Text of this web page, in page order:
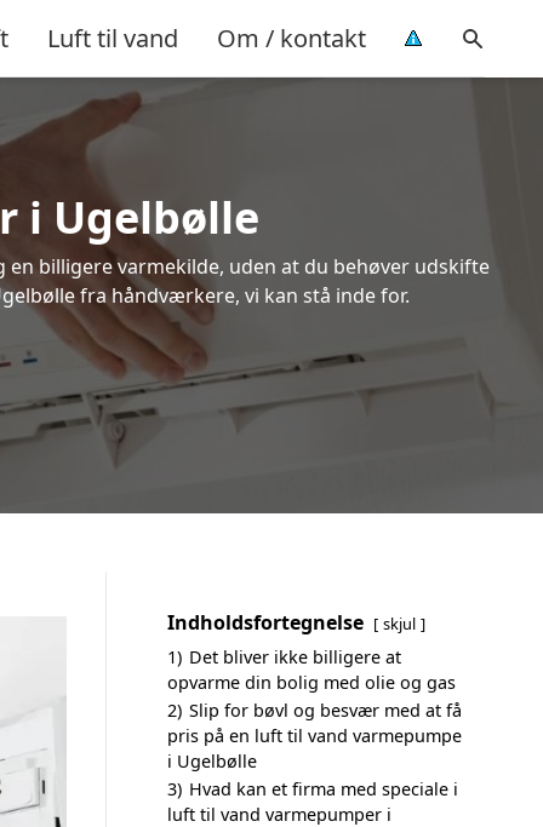
Luft til vand Om / kontakt
i Ugelbølle
billigere varmekilde, uden at du behøver udskifte
fra håndværkere, vi kan stå inde for.
Indholdsfortegnelse skjul
1) Det bliver ikke billigere at
opvarme din bolig med olie og gas
2) Slip for bøvl og besvær med at få
pris på en luft til vand varmepumpe
i Ugelbølle
3) Hvad kan et firma med speciale i
luft til vand varmepumper i